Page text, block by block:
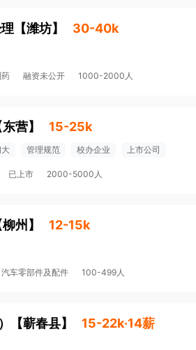
【潍坊】 30-40k
融资未公开 1000-2000人
东营】 15-25k
管理规范 校办企业 上市公司
已上市 2000-5000人
柳州 】 12-15k
汽车零部件及配件 100-499人
【蕲春县】 15-22k·14薪